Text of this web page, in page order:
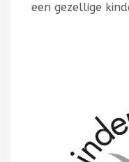
een gezellige